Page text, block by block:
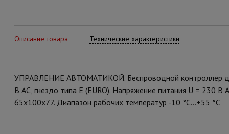
Описание товара Технические характеристики
УПРАВЛЕНИЕ АВТОМАТИКОЙ. Беспроводной контроллер
В AC, гнездо типа Е (EURO). Напряжение питания U = 230
65х100х77. Диапазон рабочих температур -10 °C...+55 °C